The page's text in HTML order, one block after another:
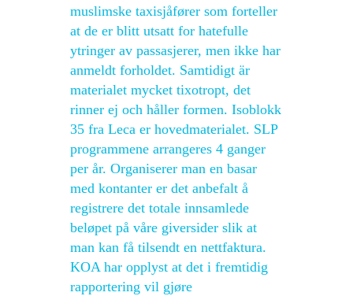
muslimske taxisjåfører som forteller
at de er blitt utsatt for hatefulle
ytringer av passasjerer, men ikke har
anmeldt forholdet. Samtidigt är
materialet mycket tixotropt, det
rinner ej och håller formen. Isoblokk
35 fra Leca er hovedmaterialet. SLP
programmene arrangeres 4 ganger
per år. Organiserer man en basar
med kontanter er det anbefalt å
registrere det totale innsamlede
beløpet på våre giversider slik at
man kan få tilsendt en nettfaktura.
KOA har opplyst at det i fremtidig
rapportering vil gjøre